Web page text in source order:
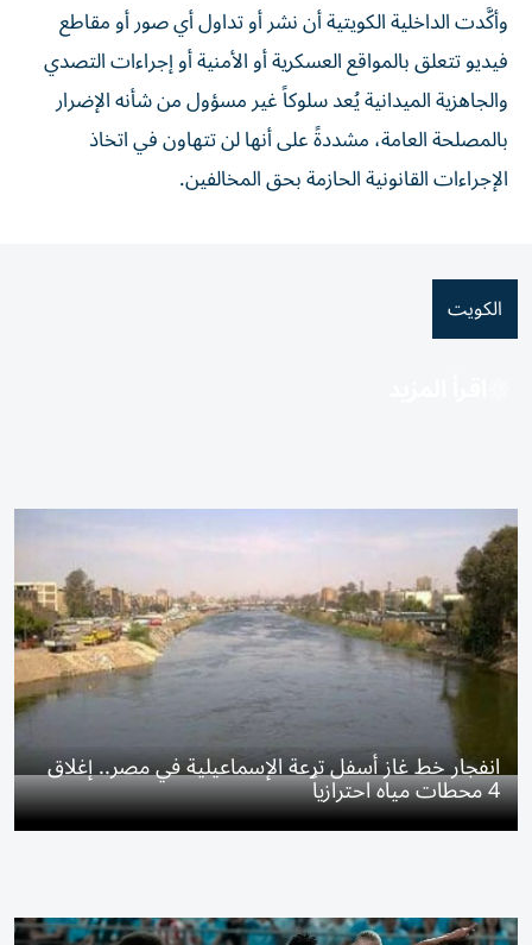
وأكَّدت الداخلية الكويتية أن نشر أو تداول أي صور أو مقاطع
فيديو تتعلق بالمواقع العسكرية أو الأمنية أو إجراءات التصدي
والجاهزية الميدانية يُعد سلوكاً غير مسؤول من شأنه الإضرار
بالمصلحة العامة، مشددةً على أنها لن تتهاون في اتخاذ
الإجراءات القانونية الحازمة بحق المخالفين.
الكويت
انفجار خط غاز أسفل ترعة الإسماعيلية في مصر.. إغلاق
4 محطات مياه احترازياً